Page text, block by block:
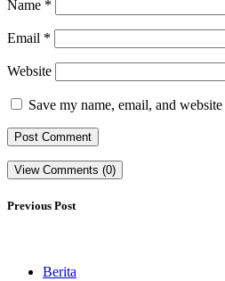
Name *
Email *
Website
Save my name, email, and
View Comments (0)
Previous Post
Berita